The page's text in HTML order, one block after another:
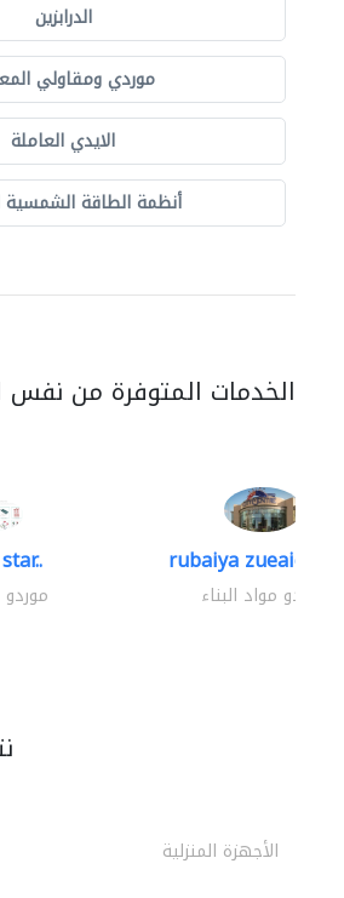
الدرابزين
موردي ومقاولي
الايدي العاملة
أنظمة الطاقة الشمسية
الخدمات المتوفرة من نفس
موردو
rubaiya zueaid
موردو مواد البناء
الأجهزة المنزلية